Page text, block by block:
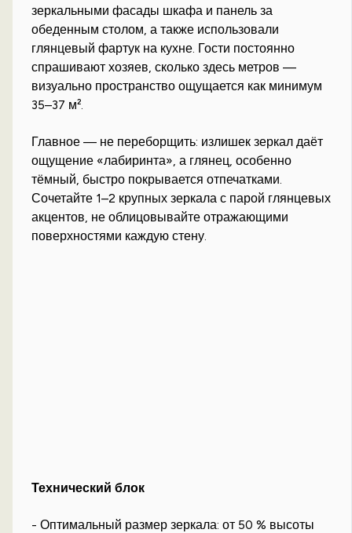
зеркальными фасады шкафа и панель за
обеденным столом, а также использовали
глянцевый фартук на кухне. Гости постоянно
спрашивают хозяев, сколько здесь метров —
визуально пространство ощущается как минимум
35–37 м².
Главное — не переборщить: излишек зеркал даёт
ощущение «лабиринта», а глянец, особенно
тёмный, быстро покрывается отпечатками.
Сочетайте 1–2 крупных зеркала с парой глянцевых
акцентов, не облицовывайте отражающими
поверхностями каждую стену.
Технический блок
- Оптимальный размер зеркала: от 50 % высоты